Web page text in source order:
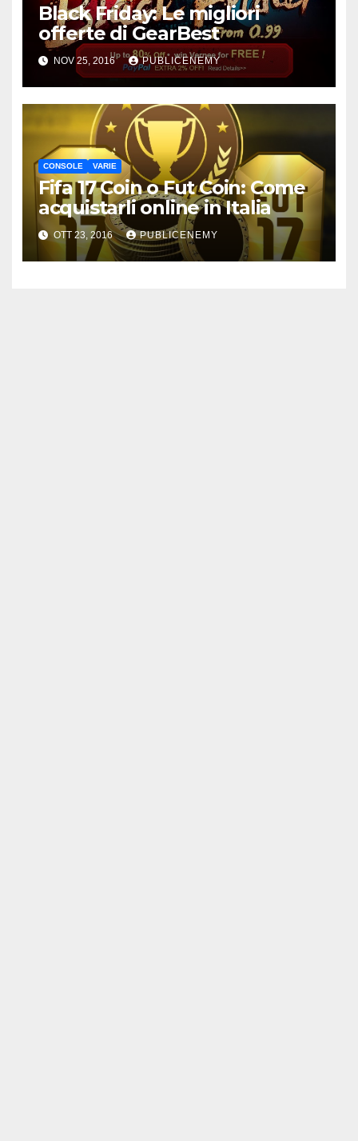
Black Friday: Le migliori
offerte di GearBest
NOV 25, 2016 PUBLICENEMY
CONSOLE VARIE
Fifa 17 Coin o Fut Coin: Come
acquistarli online in Italia
OTT 23, 2016 PUBLICENEMY